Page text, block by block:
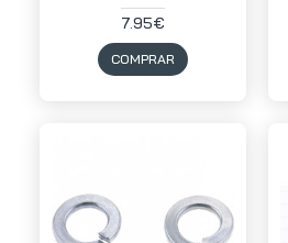
7.95€
COMPRAR